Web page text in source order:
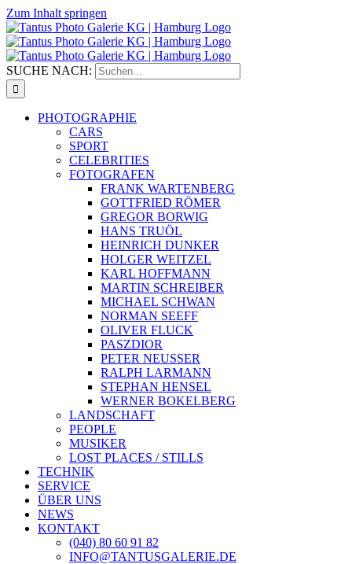
Zum Inhalt springen
SUCHE NACH:
PHOTOGRAPHIE
CARS
SPORT
CELEBRITIES
FOTOGRAFEN
FRANK WARTENBERG
GOTTFRIED RÖMER
GREGOR BORWIG
HANS TRUÖL
HEINRICH DUNKER
HOLGER WEITZEL
KARL HOFFMANN
MARTIN SCHREIBER
MICHAEL SCHWAN
NORMAN SEEFF
OLIVER FLUCK
PASZDIOR
PETER NEUSSER
RALPH LARMANN
STEPHAN HENSEL
WERNER BOKELBERG
LANDSCHAFT
PEOPLE
MUSIKER
LOST PLACES / STILLS
TECHNIK
SERVICE
ÜBER UNS
NEWS
KONTAKT
(040) 80 60 91 82
INFO@TANTUSGALERIE.DE